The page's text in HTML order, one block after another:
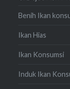
Benih Ikan
Ikan Hias
Ikan Konsumsi
Induk Ikan